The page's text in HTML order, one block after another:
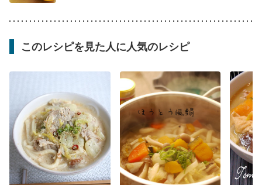
このレシピを見た人に人気のレシピ